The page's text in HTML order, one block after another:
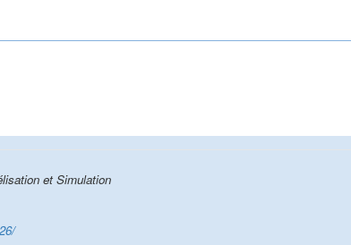
et Simulation